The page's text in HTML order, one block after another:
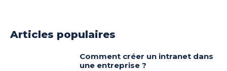
Articles populaires
Comment créer un intranet dans
une entreprise ?